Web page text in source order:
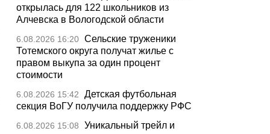
открылась для 122 школьников из
Алчевска в Вологодской области
6.08.2026 16:20 Сельские труженики
Тотемского округа получат жилье с
правом выкупа за один процент
стоимости
6.08.2026 15:42
Детская футбольная
секция ВоГУ получила поддержку РФС
6.08.2026 15:08
Уникальный трейл и